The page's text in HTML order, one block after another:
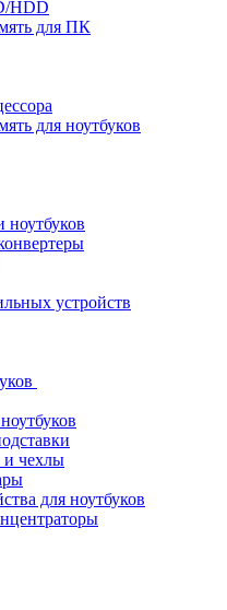
HDD
для ПК
для ноутбуков
устройств
чехлы
для ноутбуков